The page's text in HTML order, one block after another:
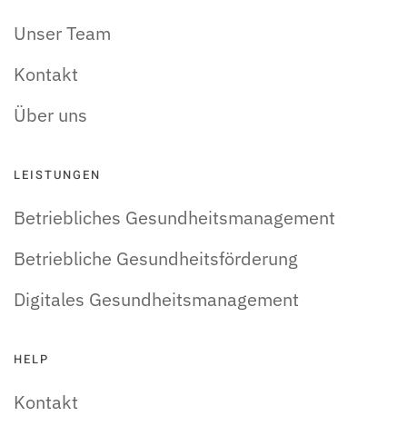
Unser Team
Kontakt
Über uns
LEISTUNGEN
Betriebliches Gesundheitsmanagement
Betriebliche Gesundheitsförderung
Digitales Gesundheitsmanagement
HELP
Kontakt